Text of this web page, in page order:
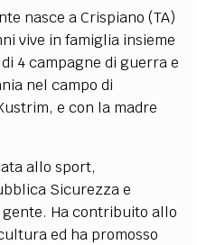
PUBBLICITÀ CONTATTI
nasce a Crispiano (TA)
vive in famiglia insieme
4 campagne di guerra e
nel campo di
e con la madre
allo sport,
Sicurezza e
Ha contribuito allo
ed ha promosso